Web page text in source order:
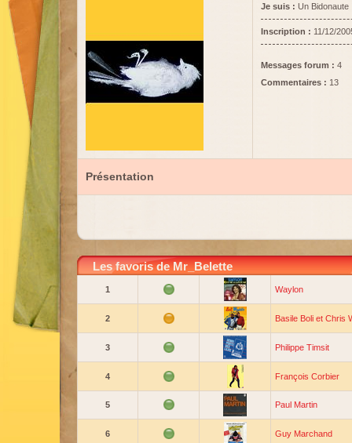
Je suis : Un Bidonaute
Inscription : 11/12/
Messages forum : 4
Commentaires : 13
Présentation
Les favoris de Mr_Belette
1 Waylon
2 Basile Boli et Chris
3 Philippe Timsit
4 François Corbier
5 Paul Martin
6 Guy Marchand